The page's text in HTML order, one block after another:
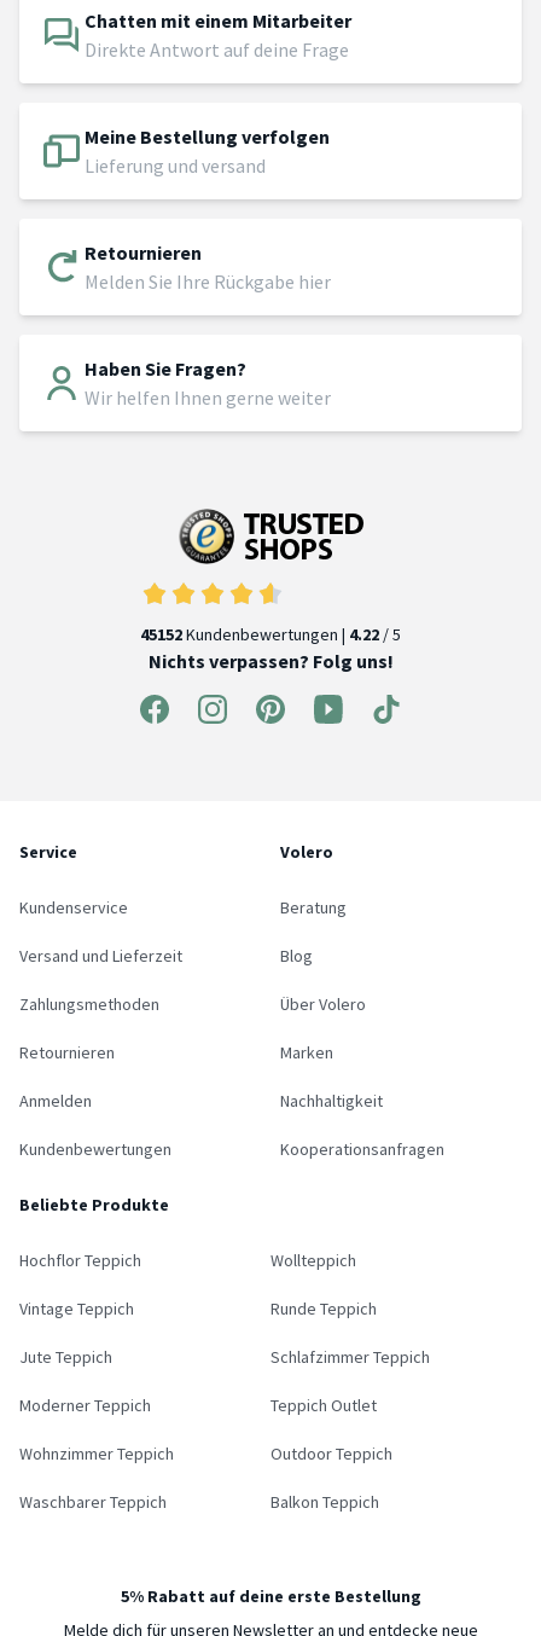
Chatten mit einem Mitarbeiter
Direkte Antwort auf deine Frage
Meine Bestellung verfolgen
Lieferung und versand
Retournieren
Melden Sie Ihre Rückgabe hier
Haben Sie Fragen?
Wir helfen Ihnen gerne weiter
45152Kundenbewertungen | 4.22 / 5
Nichts verpassen? Folg uns!
Service
Kundenservice
Versand und Lieferzeit
Zahlungsmethoden
Retournieren
Anmelden
Kundenbewertungen
Volero
Beratung
Blog
Über Volero
Marken
Nachhaltigkeit
Kooperationsanfragen
Beliebte Produkte
Hochflor Teppich Wollteppich
Vintage Teppich Runde Teppich
Jute Teppich Schlafzimmer Teppich
Moderner Teppich Teppich Outlet
Wohnzimmer Teppich Outdoor Teppich
Waschbarer Teppich Balkon Teppich
5% Rabatt auf deine erste Bestellung
Melde dich für unseren Newsletter an und entdecke neue